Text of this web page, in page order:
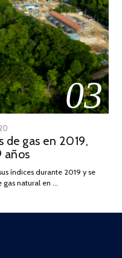
03
DE
JULIO
2025
de gas en 2019,
años
índices durante 2019 y se
natural en …